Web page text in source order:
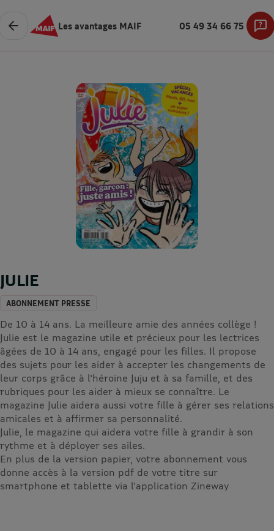
Les avantages MAIF 05 49 34 66 75
JULIE
ABONNEMENT PRESSE
De 10 à 14 ans. La meilleure amie des années collège !
Julie est le magazine utile et précieux pour les lectrices
âgées de 10 à 14 ans, engagé pour les filles. Il propose
des sujets pour les aider à accepter les changements de
leur corps grâce à l'héroïne Juju et à sa famille, et des
rubriques pour les aider à mieux se connaître. Le
magazine Julie aidera aussi votre fille à gérer ses relations
amicales et à affirmer sa personnalité.
Julie, le magazine qui aidera votre fille à grandir à son
rythme et à déployer ses ailes.
En plus de la version papier, votre abonnement vous
donne accès à la version pdf de votre titre sur
smartphone et tablette via l'application Zineway